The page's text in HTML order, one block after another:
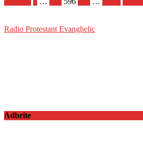
Radio Protestant Evanghelic
Adbrite